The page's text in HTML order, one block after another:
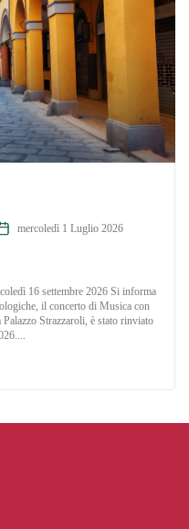
mercoledì 1 Luglio 2026
16 settembre 2026 Si informa
il concerto di Musica con
Strazzaroli, è stato rinviato